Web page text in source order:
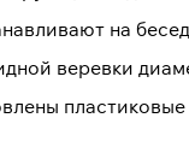
на
веревки